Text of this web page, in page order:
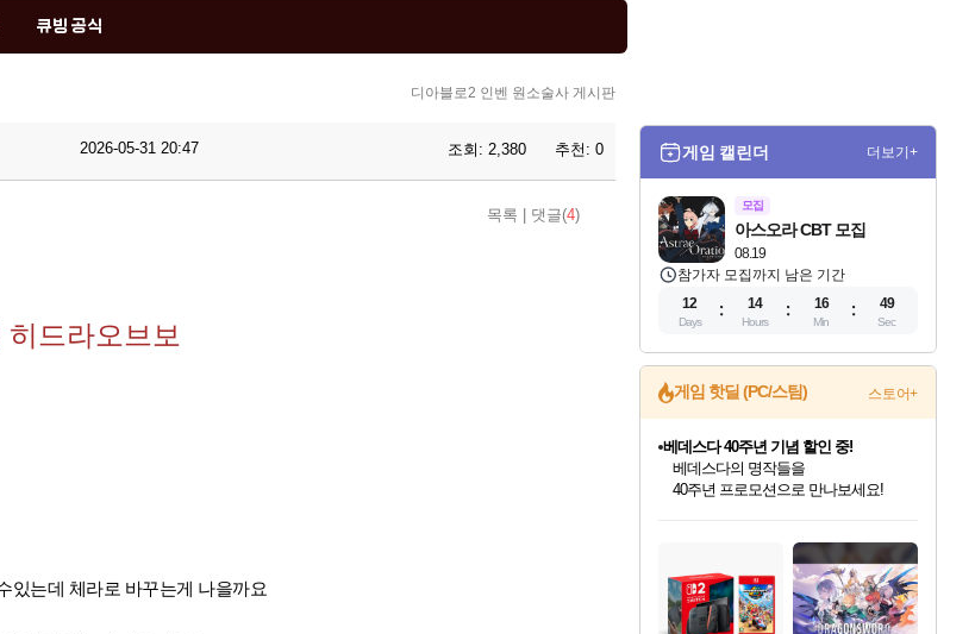
큐빙 공식
디아블로2 인벤 원소술사 게시판
2026-05-31 20:47 조회: 2,380 추천: 0
목록 댓글(4)
드라오브보
있는데 체라로 바꾸는게 나을까요
게임 캘린더 더보기+
모집
08.19
아스오라 CBT 모집
참가자 모집까지 남은 기간
12
Days
14
Hours
16
Min
48
Sec
게임 핫딜 (PC/스팀) 스토어+
최대 90% 할인가를 만나보세요!
네이버혜택과 함께 만나보세요!
50%할인&추가 적립까지!
이니&베니 혜택까지!
네이버 혜택가와 함께 예약하세요!
할인&네이버혜택으로 만나보세요!
네이버페이 혜택과 만나보세요!
베데스다 40주년 기념 할인 중!
베데스다의 명작들을
40주년 프로모션으로 만나보세요!
마블 투혼 파이팅 소울즈 예약 판매 중!
네이버 포인트 혜택까지!
할인가에 만나보세요!
일부 에디션 상시 할인!
혜택으로 예약 판매 중
편안하게 충전하세요